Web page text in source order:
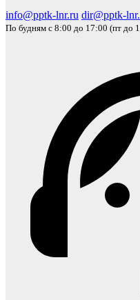
info@pptk-lnr.ru dir@pptk-
По будням с 8:00 до 17:00 (пт до